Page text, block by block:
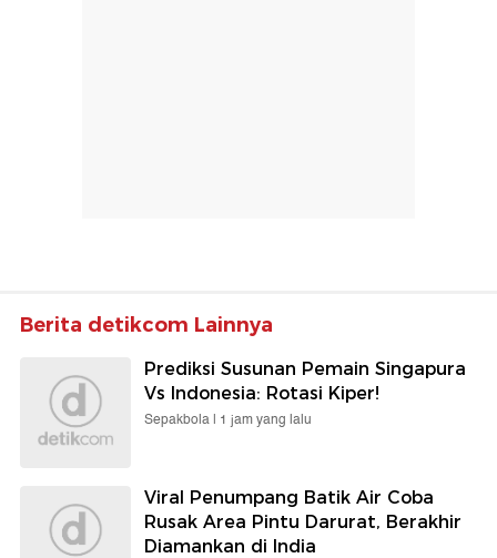
Berita detikcom Lainnya
Prediksi Susunan Pemain Singapura
Vs Indonesia: Rotasi Kiper!
Sepakbola | 1 jam yang lalu
Viral Penumpang Batik Air Coba
Rusak Area Pintu Darurat, Berakhir
Diamankan di India